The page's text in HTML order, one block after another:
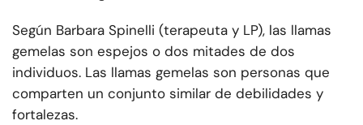
Según Barbara Spinelli (terapeuta y LP), las llamas
gemelas son espejos o dos mitades de dos
individuos. Las llamas gemelas son personas que
comparten un conjunto similar de debilidades y
fortalezas.